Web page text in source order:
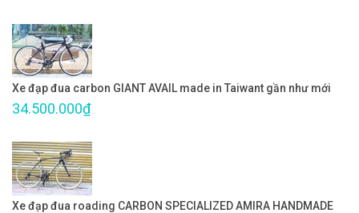
Xe đạp đua carbon GIANT AVAIL made in Taiwant gần như mới
34.500.000₫
Xe đạp đua roading CARBON SPECIALIZED AMIRA HANDMADE